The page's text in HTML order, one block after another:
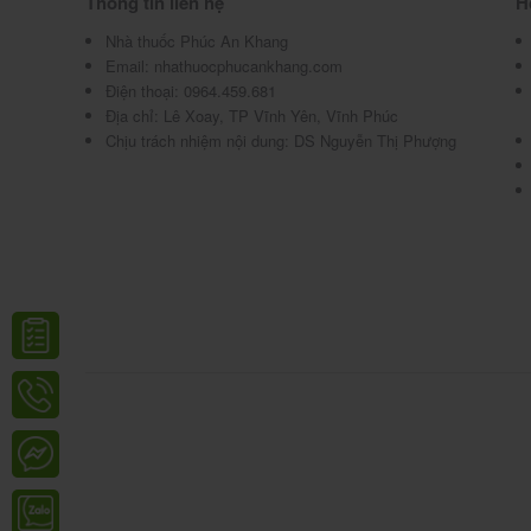
Cần làm gì khi một lần quên
trí?
Quên uống thuốc:
-Uống ngay khi nhớ ra, nếu gần liều tiếp theo
-Có dấu hiệu bất thường đến cơ sở y tế gần
Tránh dùng đồng thời các thuốc
Nhà thuốc Phúc An Khang
Email: nhathuocphucankhang.com
Điện thoại: 0964.459.681
Địa chỉ: Lê Xoay, TP Vĩnh Yên, Vĩnh Phúc
Chịu trách nhiệm nội dung: DS Nguyễn Thị Phượng